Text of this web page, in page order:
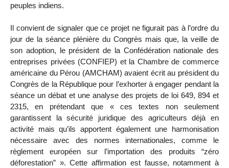
peuples indiens.
Il convient de signaler que ce projet ne figurait pas à l’ordre du
jour de la séance plénière du Congrès mais que, la veille de
son adoption, le président de la Confédération nationale des
entreprises privées (CONFIEP) et la Chambre de commerce
américaine du Pérou (AMCHAM) avaient écrit au président du
Congrès de la République pour l’exhorter à engager pendant la
séance un débat et une analyse des projets de loi 649, 894 et
2315, en prétendant que « ces textes non seulement
garantissent la sécurité juridique des agriculteurs déjà en
activité mais qu’ils apportent également une harmonisation
nécessaire avec des normes internationales, comme le
règlement européen sur l’importation des produits “zéro
déforestation” ». Cette affirmation est fausse, notamment à